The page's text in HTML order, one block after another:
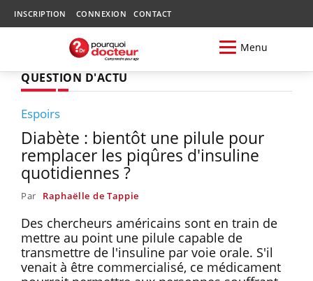
INSCRIPTION CONNEXION CONTACT
Menu
QUESTION D'ACTU
Espoirs
Diabète : bientôt une pilule pour
remplacer les piqûres d'insuline
quotidiennes ?
Par Raphaëlle de Tappie
Des chercheurs américains sont en train de
mettre au point une pilule capable de
transmettre de l'insuline par voie orale. S'il
venait à être commercialisé, ce médicament